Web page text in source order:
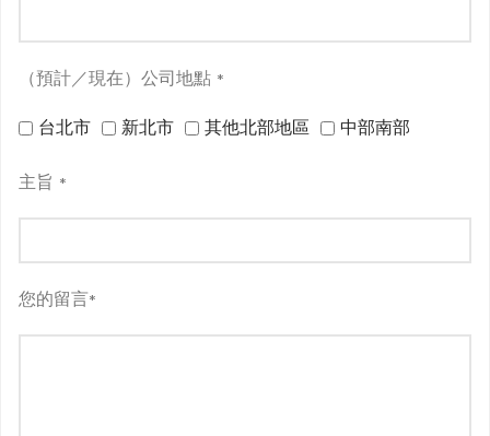
（預計／現在）公司地點 *
台北市 新北市 其他北部地區 中部南部
主旨 *
您的留言*